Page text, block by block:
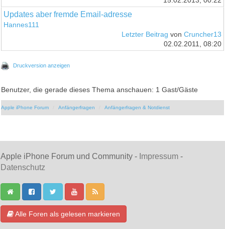
Updates aber fremde Email-adresse
Hannes111
Letzter Beitrag von Cruncher13
02.02.2011, 08:20
Druckversion anzeigen
Benutzer, die gerade dieses Thema anschauen: 1 Gast/Gäste
Apple iPhone Forum Anfängerfragen Anfängerfragen & Notdienst
Apple iPhone Forum und Community - Impressum -
Datenschutz
Alle Foren als gelesen markieren